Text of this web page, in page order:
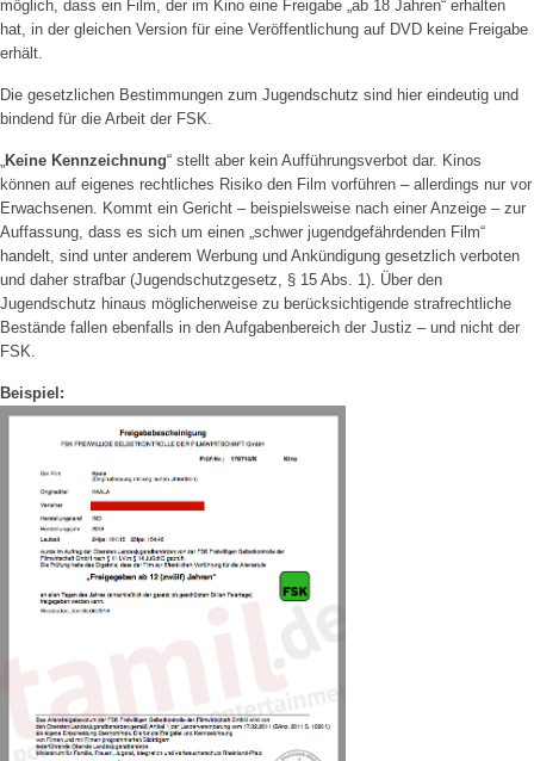
möglich, dass ein Film, der im Kino eine Freigabe „ab 18 Jahren“ erhalten
hat, in der gleichen Version für eine Veröffentlichung auf DVD keine Freigabe
erhält.
Die gesetzlichen Bestimmungen zum Jugendschutz sind hier eindeutig und
bindend für die Arbeit der FSK.
Keine Kennzeichnung“ stellt aber kein Aufführungsverbot dar. Kinos
können auf eigenes rechtliches Risiko den Film vorführen – allerdings nur vor
Erwachsenen. Kommt ein Gericht – beispielsweise nach einer Anzeige – zur
Auffassung, dass es sich um einen „schwer jugendgefährdenden Film“
handelt, sind unter anderem Werbung und Ankündigung gesetzlich verboten
und daher strafbar (Jugendschutzgesetz, § 15 Abs. 1). Über den
Jugendschutz hinaus möglicherweise zu berücksichtigende strafrechtliche
Bestände fallen ebenfalls in den Aufgabenbereich der Justiz – und nicht der
FSK.
Beispiel: